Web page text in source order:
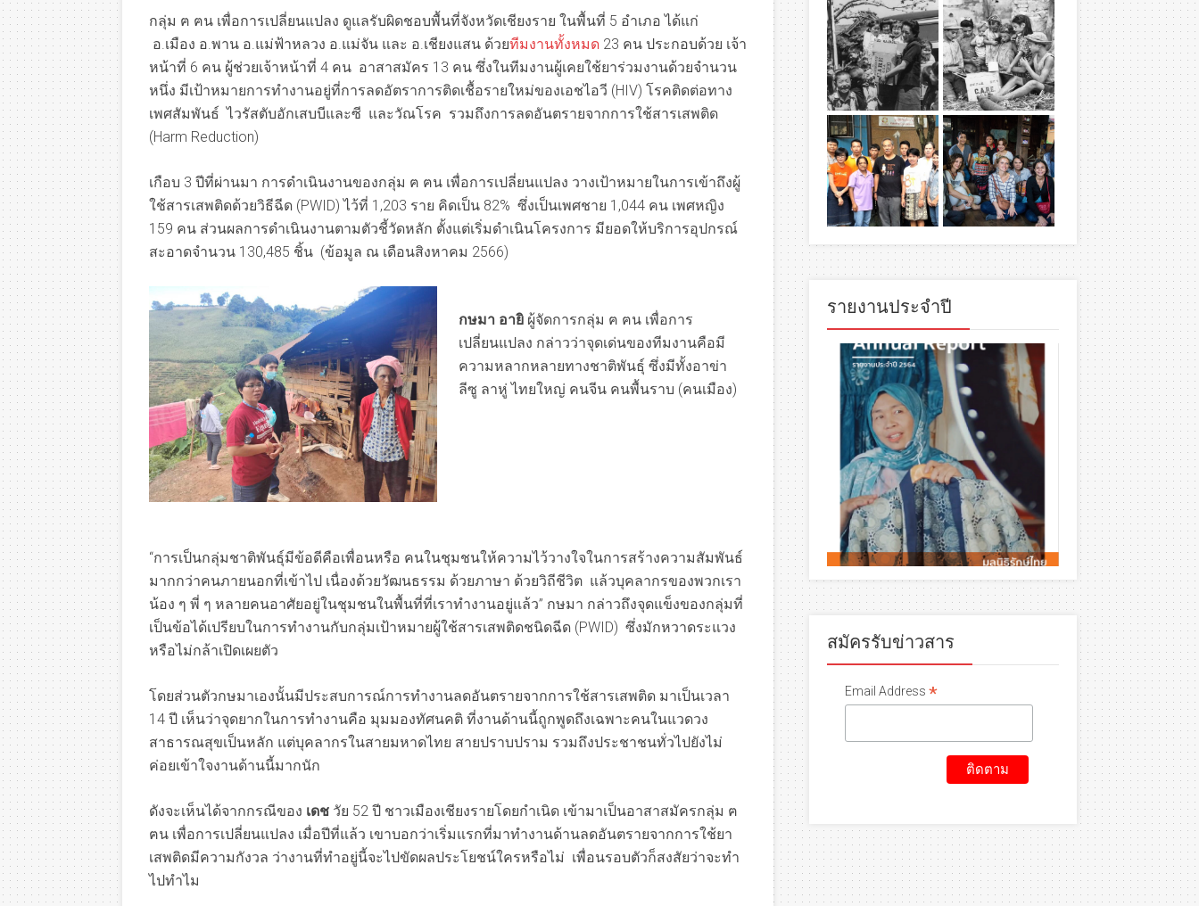
กลุ่ม ฅ ฅน เพื่อการเปลี่ยนแปลง ดูแลรับผิดชอบพื้นที่จังหวัดเชียงราย ในพื้นที่ 5 อำเภอ ได้แก่
อ.เมือง อ.พาน อ.แม่ฟ้าหลวง อ.แม่จัน และ อ.เชียงแสน ด้วยทีมงานทั้งหมด 23 คน ประกอบด้วย เจ้า
หน้าที่ 6 คน ผู้ช่วยเจ้าหน้าที่ 4 คน อาสาสมัคร 13 คน ซึ่งในทีมงานผู้เคยใช้ยาร่วมงานด้วยจำนวน
หนึ่ง มีเป้าหมายการทำงานอยู่ที่การลดอัตราการติดเชื้อรายใหม่ของเอชไอวี (HIV) โรคติดต่อทาง
เพศสัมพันธ์ ไวรัสตับอักเสบบีและซี และวัณโรค รวมถึงการลดอันตรายจากการใช้สารเสพติด
(Harm Reduction)
เกือบ 3 ปีที่ผ่านมา การดำเนินงานของกลุ่ม ฅ ฅน เพื่อการเปลี่ยนแปลง วางเป้าหมายในการเข้าถึงผู้
ใช้สารเสพติดด้วยวิธีฉีด (PWID) ไว้ที่ 1,203 ราย คิดเป็น 82% ซึ่งเป็นเพศชาย 1,044 คน เพศหญิง
159 คน ส่วนผลการดำเนินงานตามตัวชี้วัดหลัก ตั้งแต่เริ่มดำเนินโครงการ มียอดให้บริการอุปกรณ์
สะอาดจำนวน 130,485 ชิ้น (ข้อมูล ณ เดือนสิงหาคม 2566)
กษมา อายิ ผู้จัดการกลุ่ม ฅ ฅน เพื่อการ
เปลี่ยนแปลง กล่าวว่าจุดเด่นของทีมงานคือมี
ความหลากหลายทางชาติพันธุ์ ซึ่งมีทั้งอาข่า
ลีซู ลาหู่ ไทยใหญ่ คนจีน คนพื้นราบ (คนเมือง)
“การเป็นกลุ่มชาติพันธุ์มีข้อดีคือเพื่อนหรือ คนในชุมชนให้ความไว้วางใจในการสร้างความสัมพันธ์
มากกว่าคนภายนอกที่เข้าไป เนื่องด้วยวัฒนธรรม ด้วยภาษา ด้วยวิถีชีวิต แล้วบุคลากรของพวกเรา
น้อง ๆ พี่ ๆ หลายคนอาศัยอยู่ในชุมชนในพื้นที่ที่เราทำงานอยู่แล้ว” กษมา กล่าวถึงจุดแข็งของกลุ่มที่
เป็นข้อได้เปรียบในการทำงานกับกลุ่มเป้าหมายผู้ใช้สารเสพติดชนิดฉีด (PWID) ซึ่งมักหวาดระแวง
หรือไม่กล้าเปิดเผยตัว
โดยส่วนตัวกษมาเองนั้นมีประสบการณ์การทำงานลดอันตรายจากการใช้สารเสพติด มาเป็นเวลา
14 ปี เห็นว่าจุดยากในการทำงานคือ มุมมองทัศนคติ ที่งานด้านนี้ถูกพูดถึงเฉพาะคนในแวดวง
สาธารณสุขเป็นหลัก แต่บุคลากรในสายมหาดไทย สายปราบปราม รวมถึงประชาชนทั่วไปยังไม่
ค่อยเข้าใจงานด้านนี้มากนัก
ดังจะเห็นได้จากกรณีของ เดช วัย 52 ปี ชาวเมืองเชียงรายโดยกำเนิด เข้ามาเป็นอาสาสมัครกลุ่ม ฅ
ฅน เพื่อการเปลี่ยนแปลง เมื่อปีที่แล้ว เขาบอกว่าเริ่มแรกที่มาทำงานด้านลดอันตรายจากการใช้ยา
เสพติดมีความกังวล ว่างานที่ทำอยู่นี้จะไปขัดผลประโยชน์ใครหรือไม่ เพื่อนรอบตัวก็สงสัยว่าจะทำ
ไปทำไม
รายงานประจำปี
สมัครรับข่าวสาร
Email Address *